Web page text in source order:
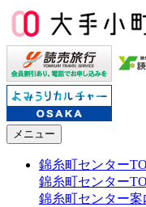
メニュー
錦糸町センター
錦糸町センター
錦糸町センター案